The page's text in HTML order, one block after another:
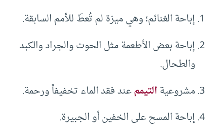
إباحة الغنائم؛ وهي ميزة لم تُعطَ للأمم السابقة.
إباحة بعض الأطعمة مثل الحوت والجراد والكبد
والطحال.
مشروعيةالتيممعند فقد الماء تخفيفاً ورحمة.
إباحة المسح على الخفين أو الجبيرة.